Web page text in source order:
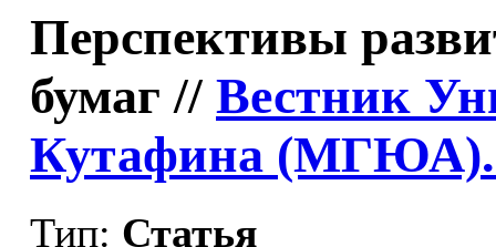
Перспективы
бумаг // Вестник
Кутафина
Тип: Статья